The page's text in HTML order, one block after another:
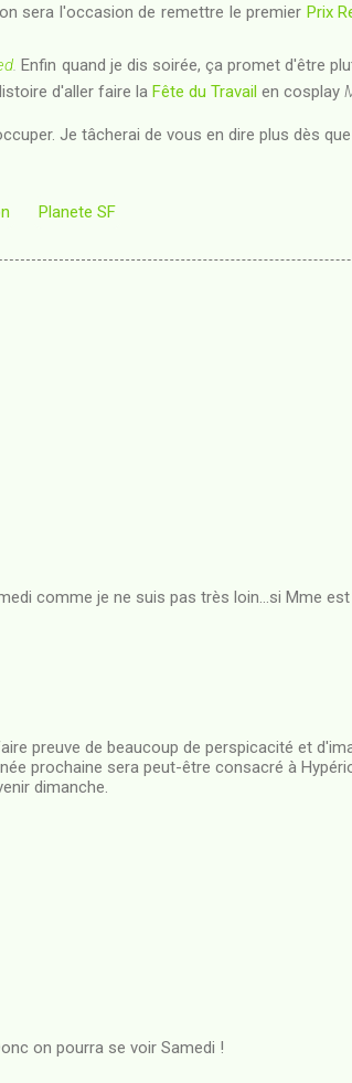
sera l'occasion de remettre le premier Prix
Enfin quand je dis soirée, ça promet d'être
d'aller faire la Fête du Travail en cosplay
Je tâcherai de vous en dire plus dès
Planete SF
comme je ne suis pas très loin...si Mme
preuve de beaucoup de perspicacité et
prochaine sera peut-être consacré à
dimanche.
on pourra se voir Samedi !